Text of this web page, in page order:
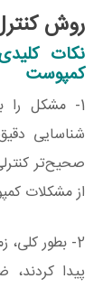
روش
نکات
کمپوست
1- مشکل را
شناسایی
صحیح‌تر
از مشکلات
2- بطور
پیدا